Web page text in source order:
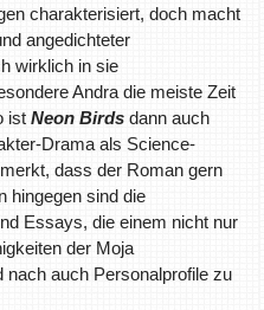
charakterisiert, doch macht
angedichteter
wirklich in sie
Andra die meiste Zeit
ist Neon Birdsdann auch
Drama als Science-
dass der Roman gern
hingegen sind die
Essays, die einem nicht nur
der Moja
nach auch Personalprofile zu